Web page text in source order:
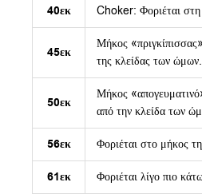
40εκ Choker: Φοριέται
45εκ
Μήκος
της κλείδας των ώμων.
50εκ
Μήκος
από την κλείδα των
56εκ Φοριέται στο μήκος
61εκ Φοριέται λίγο πιο